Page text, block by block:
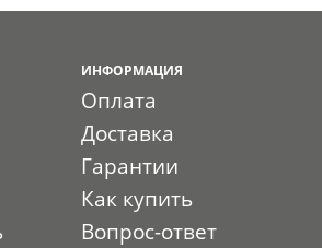
ИНФОРМАЦИЯ
Оплата
Доставка
Гарантии
Как купить
Вопрос-ответ